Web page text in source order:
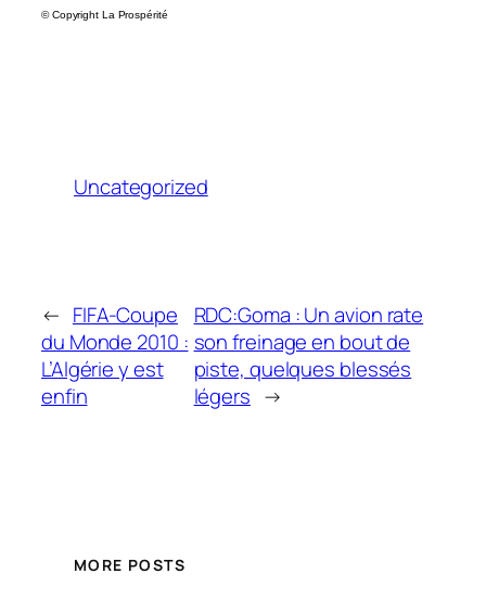
©Copyright La Prospérité
Uncategorized
← FIFA-Coupe
du Monde 2010 :
L’Algérie y est
enfin
RDC:Goma : Un avion rate
son freinage en bout de
piste, quelques blessés
légers →
MORE POSTS